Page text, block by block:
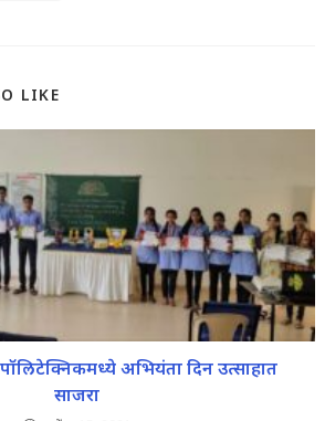
LIKE
अभियंता दिन उत्साहात
साजरा